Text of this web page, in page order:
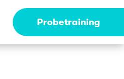
Probetraining